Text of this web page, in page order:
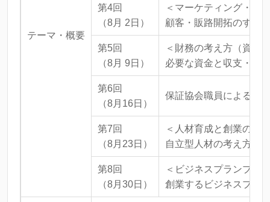
テーマ・概要
第4回
（8月 2日）
＜マーケティング・販
顧客・販路開拓のすす
第5回
（8月 9日）
＜財務の考え方（資金
必要な資金と収支・支
第6回
（8月16日）
保証協会職員による個
第7回
（8月23日）
＜人材育成と創業の実
自立型人材の考え方、
第8回
（8月30日）
＜ビジネスプランプレ
創業するビジネスプラ